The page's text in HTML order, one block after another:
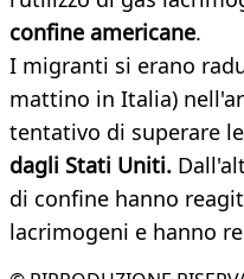
confine americane.
I migranti si erano
mattino in Italia)
tentativo di superare le
dagli Stati Uniti.
di confine hanno
lacrimogeni e hanno